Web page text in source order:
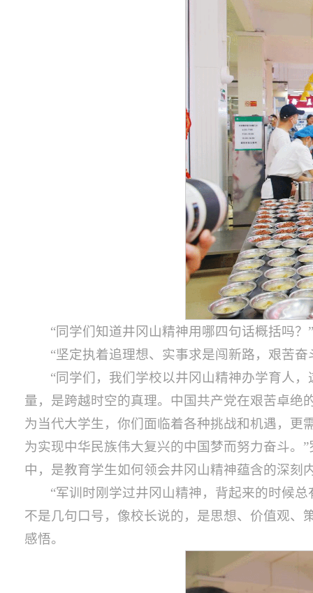
“同学们知道井冈山精神用哪四句话概括吗
“坚定执着追理想、实事求是闯新路，艰苦
“同学们，我们学校以井冈山精神办学育人
量，是跨越时空的真理。中国共产党在艰苦卓绝
为当代大学生，你们面临着各种挑战和机遇，更
为实现中华民族伟大复兴的中国梦而努力奋斗。
中，是教育学生如何领会井冈山精神蕴含的深刻
“军训时刚学过井冈山精神，背起来的时候
不是几句口号，像校长说的，是思想、价值观、
感悟。